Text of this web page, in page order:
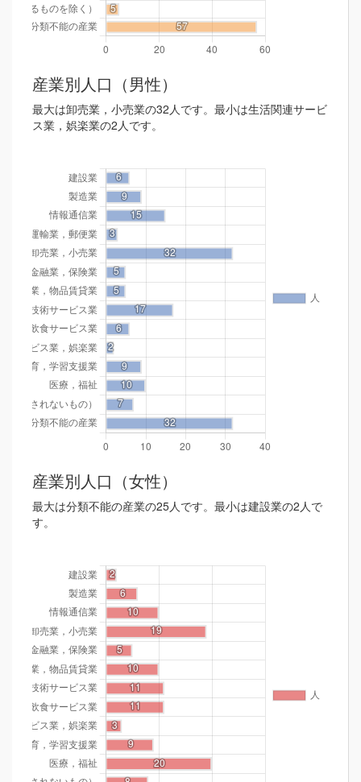
産業別人口（男性）
最大は卸売業，小売業の32人です。最小は生活関連サービ
ス業，娯楽業の2人です。
産業別人口（女性）
最大は分類不能の産業の25人です。最小は建設業の2人で
す。